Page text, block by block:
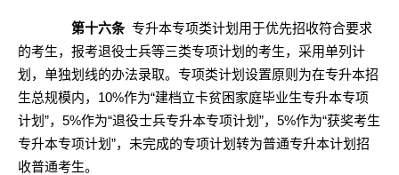
第十六条 专升本专项类计划用于优先招收符合要求
的考生，报考退役士兵等三类专项计划的考生，采用单列计
划，单独划线的办法录取。专项类计划设置原则为在专升本招
生总规模内，10%作为“建档立卡贫困家庭毕业生专升本专项
计划”，5%作为“退役士兵专升本专项计划”，5%作为“获奖考生
专升本专项计划”，未完成的专项计划转为普通专升本计划招
收普通考生。